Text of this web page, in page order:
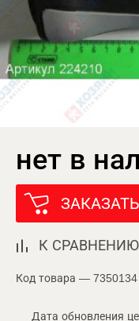
нет в
ЗАКАЗАТЬ
К СРАВНЕНИЮ
Код товара — 7350134
Дата обновления